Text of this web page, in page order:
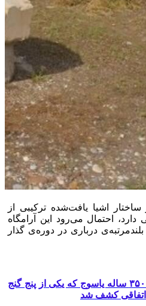
اشیا یافت‌شده ترکیبی از
احتمال می‌رود این آرامگاه
درباری در دوره‌ی گذار
گنج دهنو؛ گورستان باستانی ۳۵۰۰ ساله یاسوج که یکی از پنج گنج
کشف شد